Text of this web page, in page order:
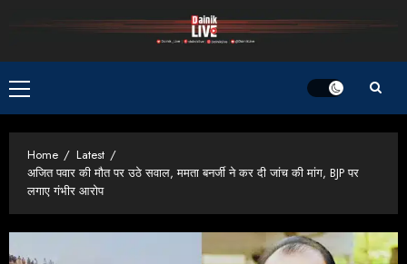
Primary
Menu
Home
Latest
अजित पवार की मौत पर उठे सवाल, ममता बनर्जी ने कर दी जांच की मांग, BJP पर
लगाए गंभीर आरोप